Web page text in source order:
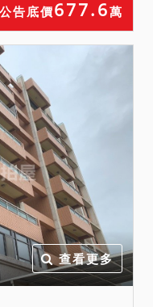
。
台幣：
。
產有抵押權設
部塗銷。
物原所有權人
積欠工程受益
斯或管理費等
定人自行與相
決。
動產如於查封
關實施重測，其
結果為準。拍
公告底價677.6萬
查看更多